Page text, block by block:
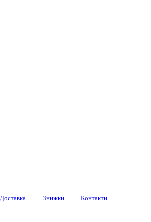
Доставка Знижки Контакти